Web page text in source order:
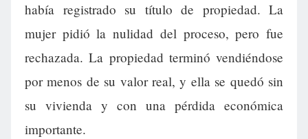
había registrado su título de propiedad. La
mujer pidió la nulidad del proceso, pero fue
rechazada. La propiedad terminó vendiéndose
por menos de su valor real, y ella se quedó sin
su vivienda y con una pérdida económica
importante.